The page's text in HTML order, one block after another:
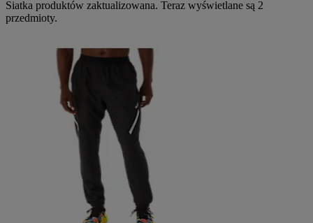
Siatka produktów zaktualizowana. Teraz wyświetlane są 2
przedmioty.